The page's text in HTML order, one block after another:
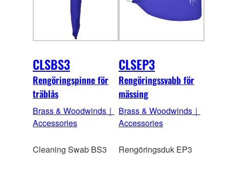
CLSBS3
Rengöringspinne för
träblås
Brass & Woodwinds｜
Accessories
Cleaning Swab BS3
CLSEP3
Rengöringssvabb för
mässing
Brass & Woodwinds｜
Accessories
Rengöringsduk EP3